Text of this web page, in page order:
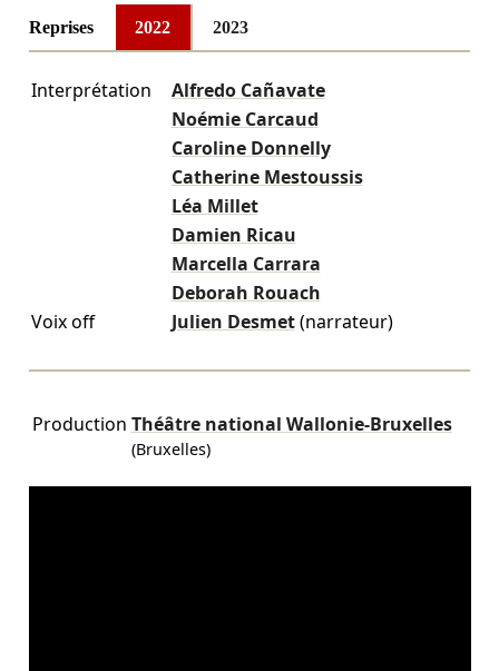
Reprises 2022 2023
Interprétation
Alfredo Cañavate
Noémie Carcaud
Caroline Donnelly
Catherine Mestoussis
Léa Millet
Damien Ricau
Marcella Carrara
Deborah Rouach
Voix off
Julien Desmet (narrateur)
Production Théâtre national Wallonie-Bruxelles
(Bruxelles)